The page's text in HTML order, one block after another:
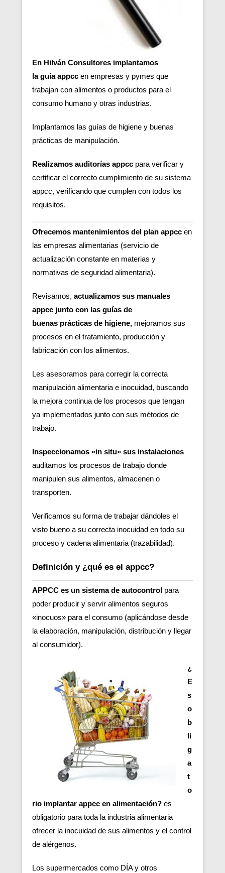
En Hilván Consultores implantamos
la guía appcc en empresas y pymes que
trabajan con alimentos o productos para el
consumo humano y otras industrias.
Implantamos las guías de higiene y buenas
prácticas de manipulación.
Realizamos auditorías appcc para verificar y
certificar el correcto cumplimiento de su sistema
appcc, verificando que cumplen con todos los
requisitos.
Ofrecemos mantenimientos del plan appcc en
las empresas alimentarias (servicio de
actualización constante en materias y
normativas de seguridad alimentaria).
Revisamos, actualizamos sus manuales
appcc junto con las guías de
buenas prácticas de higiene, mejoramos sus
procesos en el tratamiento, producción y
fabricación con los alimentos.
Les asesoramos para corregir la correcta
manipulación alimentaria e inocuidad, buscando
la mejora continua de los procesos que tengan
ya implementados junto con sus métodos de
trabajo.
Inspeccionamos «in situ» sus instalaciones
auditamos los procesos de trabajo donde
manipulen sus alimentos, almacenen o
transporten.
Verificamos su forma de trabajar dándoles el
visto bueno a su correcta inocuidad en todo su
proceso y cadena alimentaria (trazabilidad).
Definición y ¿qué es el appcc?
APPCC es un sistema de autocontrol para
poder producir y servir alimentos seguros
«inocuos» para el consumo (aplicándose desde
la elaboración, manipulación, distribución y llegar
al consumidor).
¿
E
s
o
b
li
g
a
t
o
rio implantar appcc en alimentación? es
obligatorio para toda la industria alimentaria
ofrecer la inocuidad de sus alimentos y el control
de alérgenos.
Los supermercados como DÍA y otros